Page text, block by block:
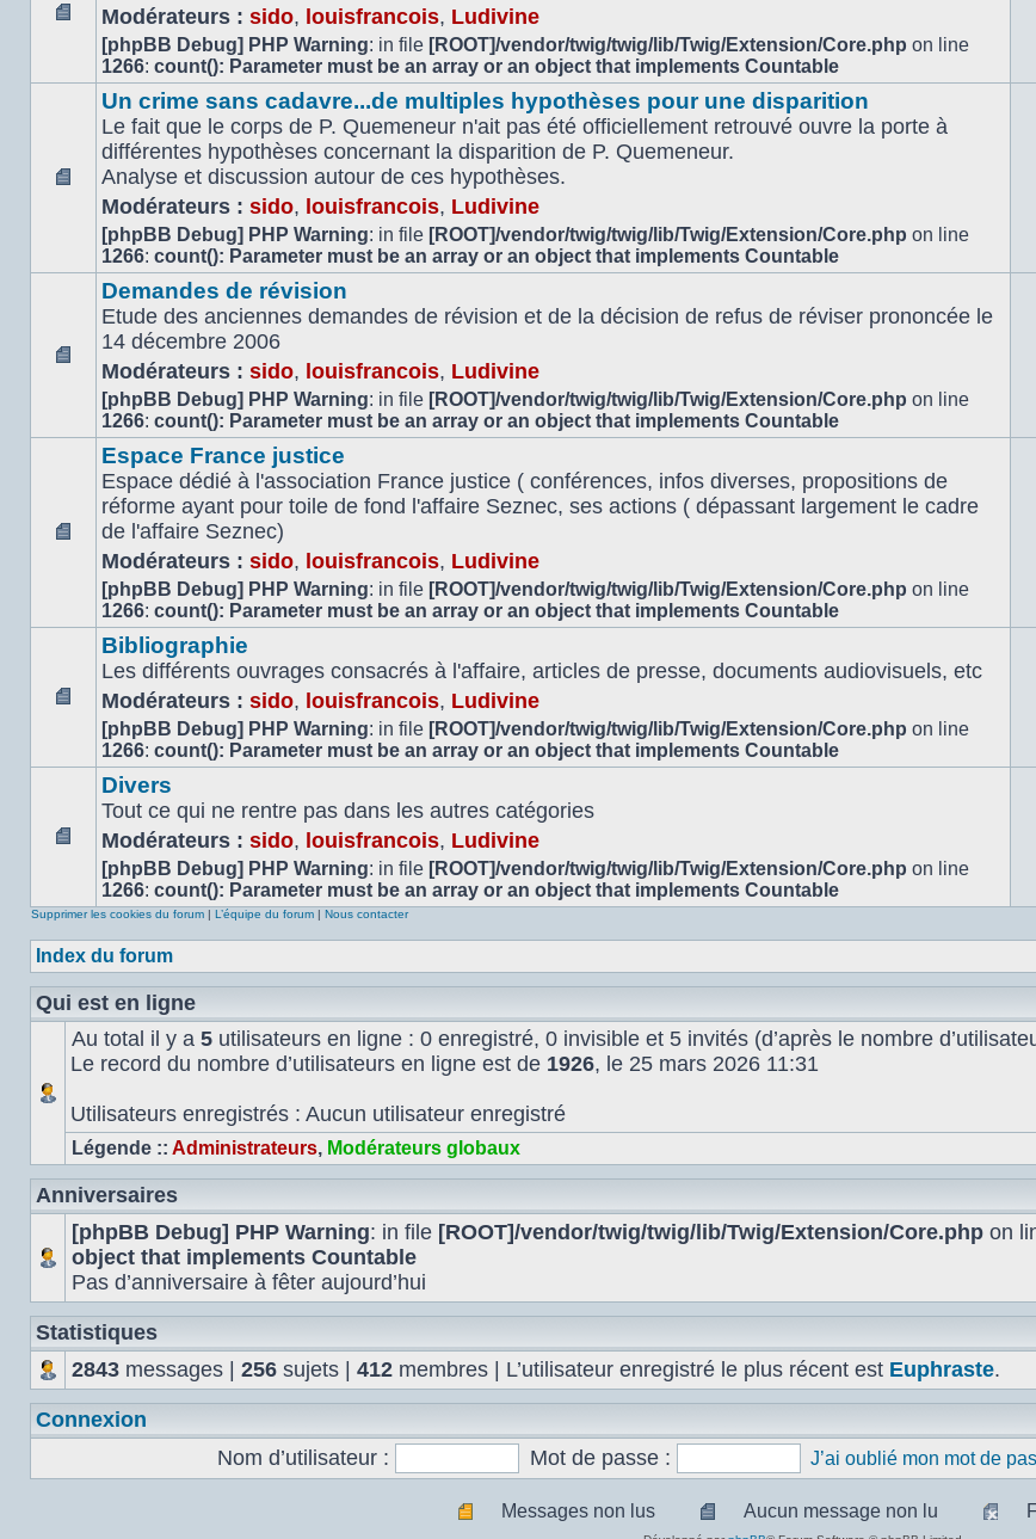
Aucun
message
non
lu
Modérateurs : sido, louisfrancois, Ludivine
[phpBB Debug] PHP Warning: in file [ROOT]/vendor/twig/twig/lib/Twig/Extension/Core.php on line
1266: count(): Parameter must be an array or an object that implements Countable
Aucun
message
non
lu
Un crime sans cadavre...de multiples hypothèses pour une disparition
Le fait que le corps de P. Quemeneur n'ait pas été officiellement retrouvé ouvre la porte à
différentes hypothèses concernant la disparition de P. Quemeneur.
Analyse et discussion autour de ces hypothèses.
Modérateurs : sido, louisfrancois, Ludivine
[phpBB Debug] PHP Warning: in file [ROOT]/vendor/twig/twig/lib/Twig/Extension/Core.php on line
1266: count(): Parameter must be an array or an object that implements Countable
Aucun
message
non
lu
Demandes de révision
Etude des anciennes demandes de révision et de la décision de refus de réviser prononcée le
14 décembre 2006
Modérateurs : sido, louisfrancois, Ludivine
[phpBB Debug] PHP Warning: in file [ROOT]/vendor/twig/twig/lib/Twig/Extension/Core.php on line
1266: count(): Parameter must be an array or an object that implements Countable
Aucun
message
non
lu
Espace France justice
Espace dédié à l'association France justice ( conférences, infos diverses, propositions de
réforme ayant pour toile de fond l'affaire Seznec, ses actions ( dépassant largement le cadre
de l'affaire Seznec)
Modérateurs : sido, louisfrancois, Ludivine
[phpBB Debug] PHP Warning: in file [ROOT]/vendor/twig/twig/lib/Twig/Extension/Core.php on line
1266: count(): Parameter must be an array or an object that implements Countable
Aucun
message
non
Bibliographie
Les différents ouvrages consacrés à l'affaire, articles de presse, documents audiovisuels, etc
Modérateurs : sido, louisfrancois, Ludivine
[phpBB Debug] PHP Warning: in file [ROOT]/vendor/twig/twig/lib/Twig/Extension/Core.php on line
1266: count(): Parameter must be an array or an object that implements Countable
Aucun
message
non
Divers
Tout ce qui ne rentre pas dans les autres catégories
Modérateurs : sido, louisfrancois, Ludivine
[phpBB Debug] PHP Warning: in file [ROOT]/vendor/twig/twig/lib/Twig/Extension/Core.php on line
1266: count(): Parameter must be an array or an object that implements Countable
Supprimer les cookies du forum | L’équipe du forum | Nous contacter
Index du forum
Qui est en ligne
Au total il y a 5 utilisateurs en ligne : 0 enregistré, 0 invisible et 5 invités (d’après le nombre
Le record du nombre d’utilisateurs en ligne est de 1926, le 25 mars 2026 11:31
Utilisateurs enregistrés : Aucun utilisateur enregistré
Légende :: Administrateurs, Modérateurs globaux
Anniversaires
[phpBB Debug] PHP Warning: in file [ROOT]/vendor/twig/twig/lib/Twig/Extension/Core.php on
object that implements Countable
Pas d’anniversaire à fêter aujourd’hui
Statistiques
2843 messages | 256 sujets | 412 membres | L’utilisateur enregistré le plus récent est Euphraste.
Connexion
Nom d’utilisateur :
Mot de passe : J’ai oublié mon mot de
Messages non lus
Aucun message non lu